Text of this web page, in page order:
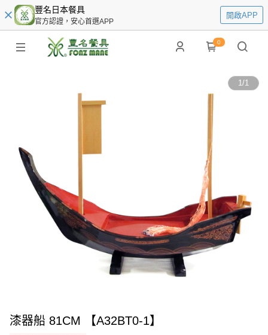
豐名日本餐具
官方認證，安心首選APP
開啟APP
0
1/1
漆器船 81CM 【A32BT0-1】